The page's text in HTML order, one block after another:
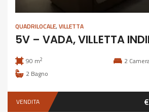
QUADRILOCALE,VILLETTA
5V – VADA, VILLETTA
90 m2 2
2 Bagno
VENDITA